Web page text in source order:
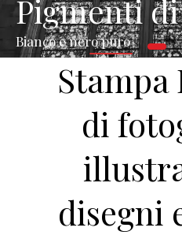
Pigmenti
Bianco e nero puro
di
disegni